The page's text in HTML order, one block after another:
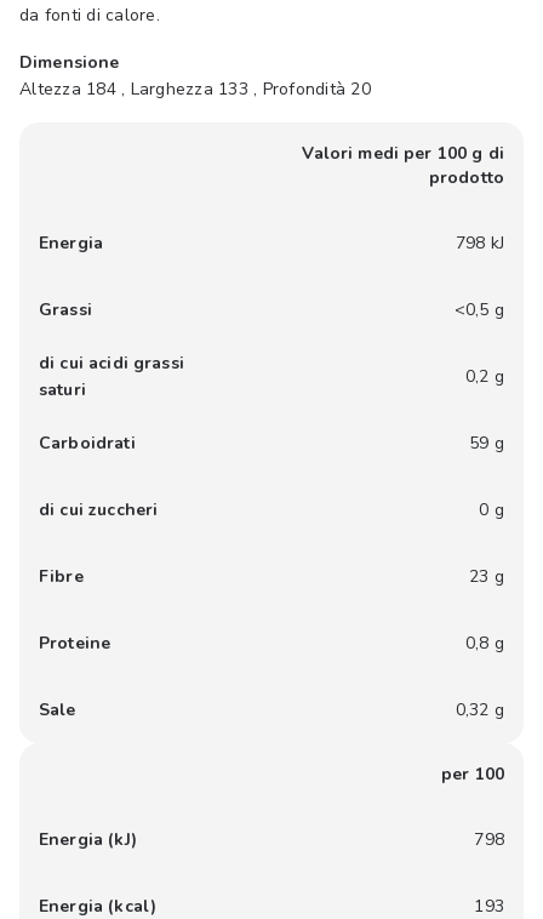
da fonti di calore.
Dimensione
Altezza 184 , Larghezza 133 , Profondità 20
Valori medi per 100 g di
prodotto
Energia 798 kJ
Grassi <0,5 g
di cui acidi grassi
saturi
0,2 g
Carboidrati 59 g
di cui zuccheri 0 g
Fibre 23 g
Proteine 0,8 g
Sale 0,32 g
per 100
Energia (kJ) 798
Energia (kcal) 193